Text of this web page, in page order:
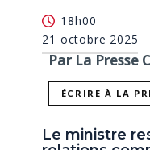
18h00
21 octobre 2025
Par La Presse
ÉCRIRE À LA
Le ministre